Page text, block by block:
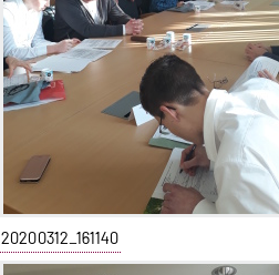
20200312_161140